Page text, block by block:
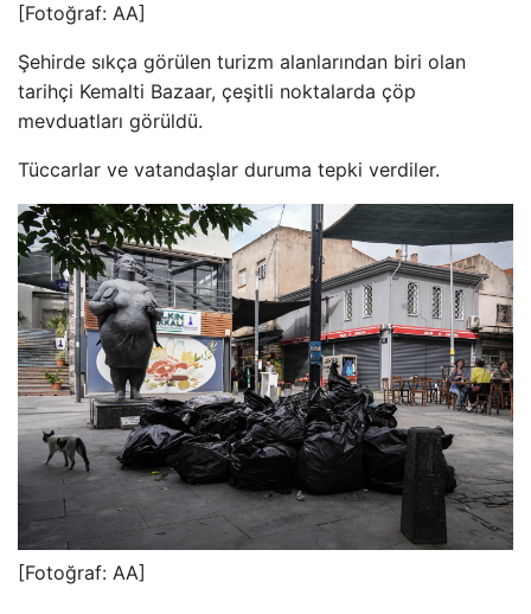
[Fotoğraf: AA]
Şehirde sıkça görülen turizm alanlarından biri olan
tarihçi Kemalti Bazaar, çeşitli noktalarda çöp
mevduatları görüldü.
Tüccarlar ve vatandaşlar duruma tepki verdiler.
[Fotoğraf: AA]